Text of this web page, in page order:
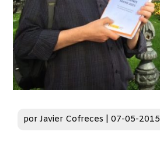
porJavier Cofreces |07-05-2015